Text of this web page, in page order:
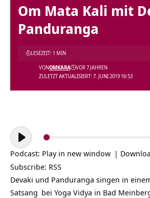
Om Mata Kali mit
Panduranga
ZULETZT AKTUALISIERT: 7. JUNI 2019 16:53
VONOMKARA VOR 7 JAHREN
LESEZEIT: 1 MIN
Audio-
Player
Podcast: Play in new window |
Subscribe: RSS
Devaki und Panduranga singen in
Satsang bei Yoga Vidya in Bad